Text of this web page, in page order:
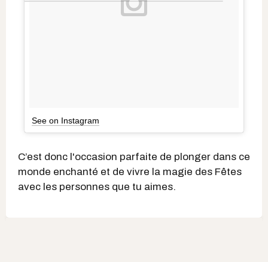
See on Instagram
C’est donc l'occasion parfaite de plonger dans ce
monde enchanté et de vivre la magie des Fêtes
avec les personnes que tu aimes.